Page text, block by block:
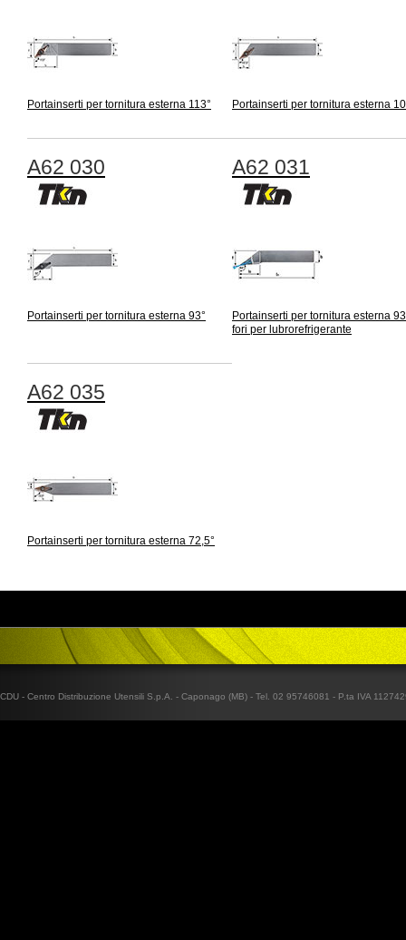
Portainserti per tornitura esterna 113° Portainserti per tornitura esterna
A62 030
Portainserti per tornitura esterna 93°
A62 031
Portainserti per tornitura esterna
fori per lubrorefrigerante
A62 035
Portainserti per tornitura esterna 72,5°
CDU - Centro Distribuzione Utensili S.p.A. - Caponago (MB) - Tel. 02 95746081 - P.ta IVA